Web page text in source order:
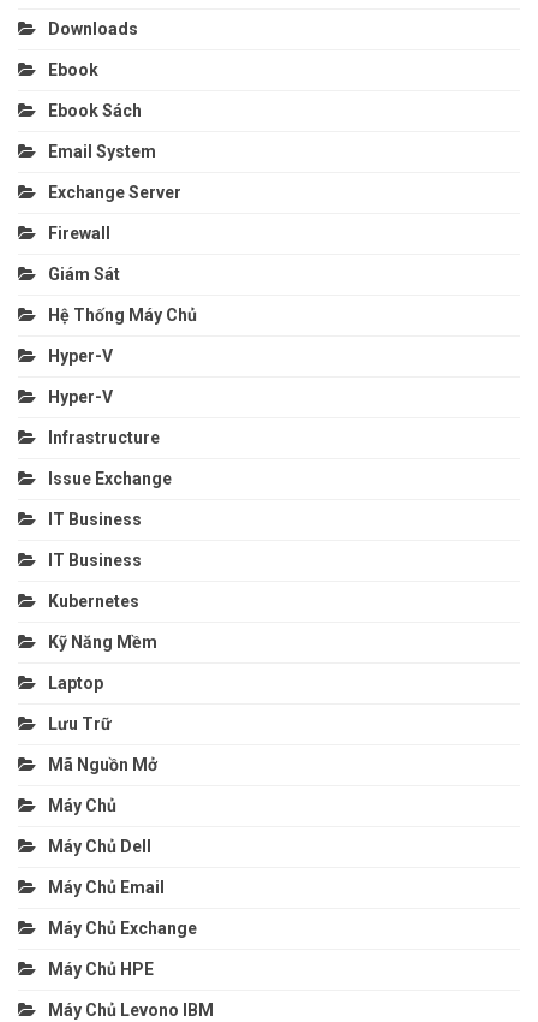
Downloads
Ebook
Ebook Sách
Email System
Exchange Server
Firewall
Giám Sát
Hệ Thống Máy Chủ
Hyper-V
Hyper-V
Infrastructure
Issue Exchange
IT Business
IT Business
Kubernetes
Kỹ Năng Mềm
Laptop
Lưu Trữ
Mã Nguồn Mở
Máy Chủ
Máy Chủ Dell
Máy Chủ Email
Máy Chủ Exchange
Máy Chủ HPE
Máy Chủ Levono IBM